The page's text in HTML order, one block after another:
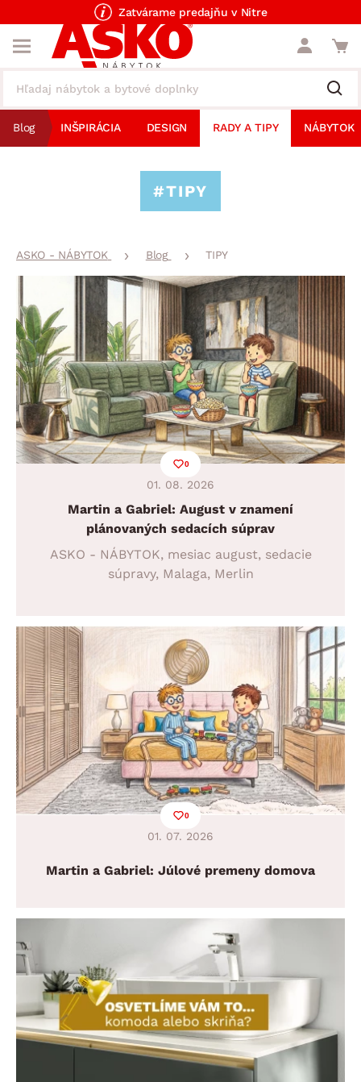
Zatvárame predajňu v Nitre
Blog INŠPIRÁCIA DESIGN RADY A TIPY NÁBYTOK
#TIPY
ASKO - NÁBYTOK Blog TIPY
0
01. 08. 2026
Martin a Gabriel: August v znamení
plánovaných sedacích súprav
ASKO - NÁBYTOK, mesiac august, sedacie
súpravy, Malaga, Merlin
0
01. 07. 2026
Martin a Gabriel: Júlové premeny domova